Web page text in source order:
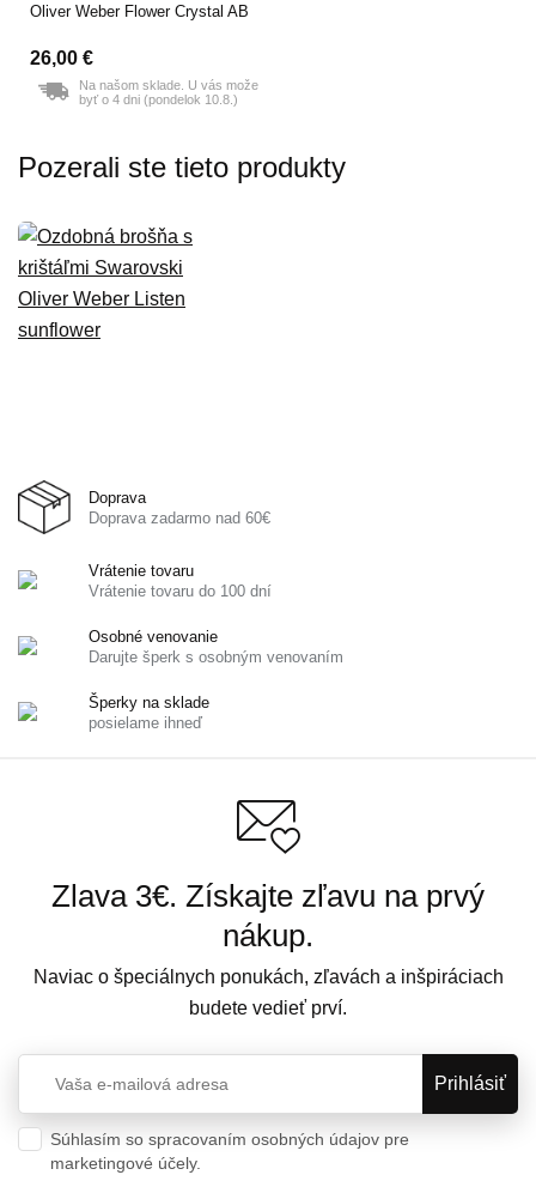
Oliver Weber Flower Crystal AB
26,00 €
Na našom sklade. U vás može
byť o 4 dni (pondelok 10.8.)
Pozerali ste tieto produkty
Doprava
Doprava zadarmo nad 60€
Vrátenie tovaru
Vrátenie tovaru do 100 dní
Osobné venovanie
Darujte šperk s osobným venovaním
Šperky na sklade
posielame ihneď
Zlava 3€. Získajte zľavu na prvý
nákup.
Naviac o špeciálnych ponukách, zľavách a inšpiráciach
budete vedieť prví.
Súhlasím so spracovaním osobných údajov pre
marketingové účely.